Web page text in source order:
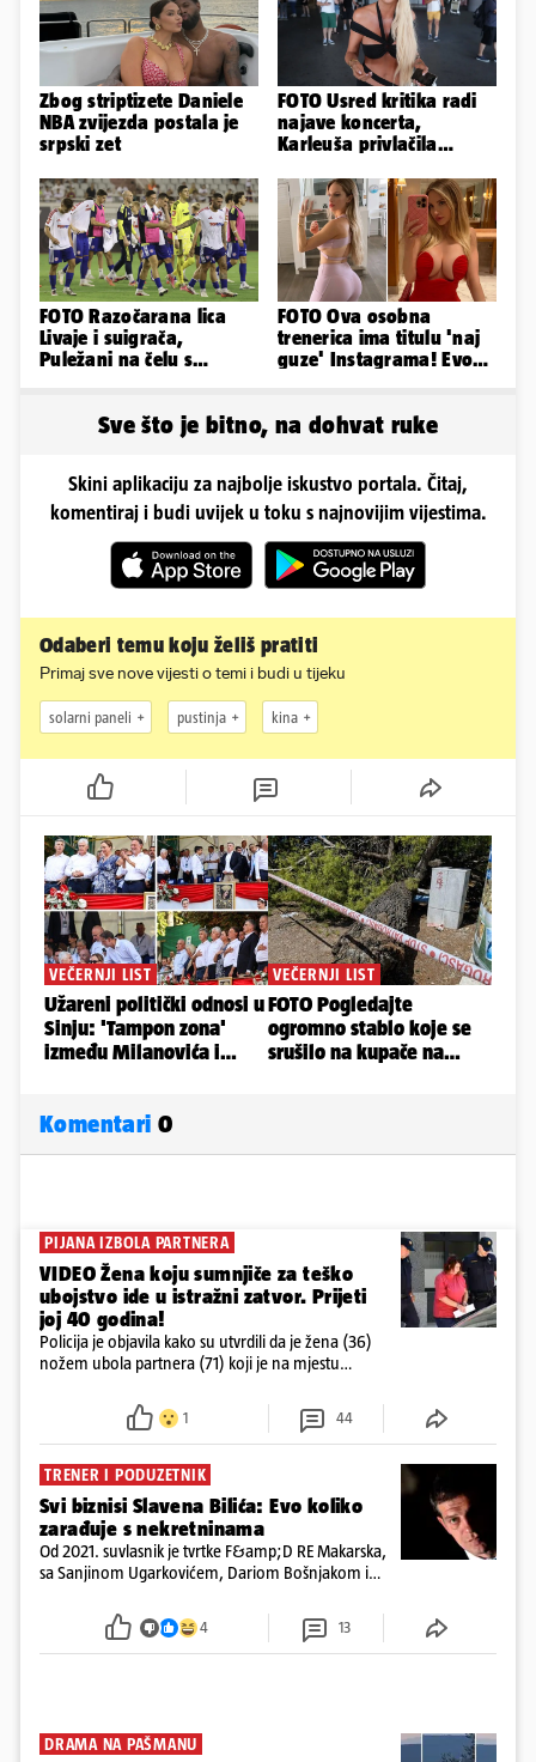
Zbog striptizete Daniele
NBA zvijezda postala je
srpski zet
FOTO Usred kritika radi
najave koncerta,
Karleuša privlačila
aerodromu
FOTO Razočarana lica
Livaje i suigrača,
Puležani na čelu s
FOTO Ova osobna
trenerica ima titulu 'naj
guze' Instagrama! Evo
Sve što je bitno, na dohvat ruke
Skini aplikaciju za najbolje iskustvo portala. Čitaj,
komentiraj i budi uvijek u toku s najnovijim vijestima.
Odaberi temu koju želiš pratiti
Primaj sve nove vijesti o temi i budi u tijeku
solarni paneli pustinja kina
Komentari 0
PIJANA IZBOLA PARTNERA
VIDEO Žena koju sumnjiče za teško
ubojstvo ide u istražni zatvor. Prijeti
joj 40 godina!
Policija je objavila kako su utvrdili da je žena (36)
nožem ubola partnera (71) koji je na mjestu
ispitali i poslali u istražni zatvor
1 44
TRENER I PODUZETNIK
Svi biznisi Slavena Bilića: Evo koliko
zarađuje s nekretninama
Od 2021. suvlasnik je tvrtke F&amp;D RE Makarska,
sa Sanjinom Ugarkovićem, Dariom Bošnjakom i
poslovanje nekretninama, a od osnutka nema
zaposlenih
4 13
DRAMA NA PAŠMANU